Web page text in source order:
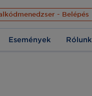
Hírek Kapcsolat
- Belépés
Események Rólunk